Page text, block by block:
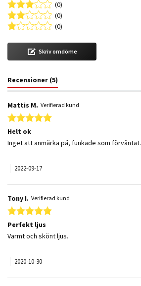
(0)
(0)
(0)
Skriv omdöme
Recensioner (5)
Mattis M. Verifierad kund
5.0 star rating
Helt ok
Review by Mattis M. on 17 Sep 2022
review stating Helt ok
Inget att anmärka på, funkade som förväntat.
2022-09-17
Tony I. Verifierad kund
5.0 star rating
Perfekt ljus
Review by Tony I. on 30 Oct 2020
review stating Perfekt ljus
Varmt och skönt ljus.
2020-10-30